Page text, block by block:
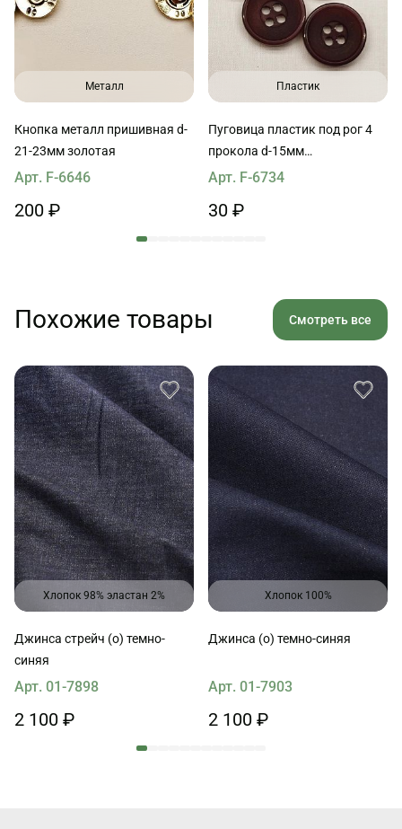
Металл
Кнопка металл пришивная d-
21-23мм золотая
Арт. F-6646
200 ₽
Пластик
Пуговица пластик под рог 4
прокола d-15мм
баклажановая
Арт. F-6734
30 ₽
Похожие товары Смотреть все
Хлопок 98% эластан 2%
Джинса стрейч (о) темно-
синяя
Арт. 01-7898
2 100 ₽
Хлопок 100%
Джинса (о) темно-синяя
Арт. 01-7903
2 100 ₽